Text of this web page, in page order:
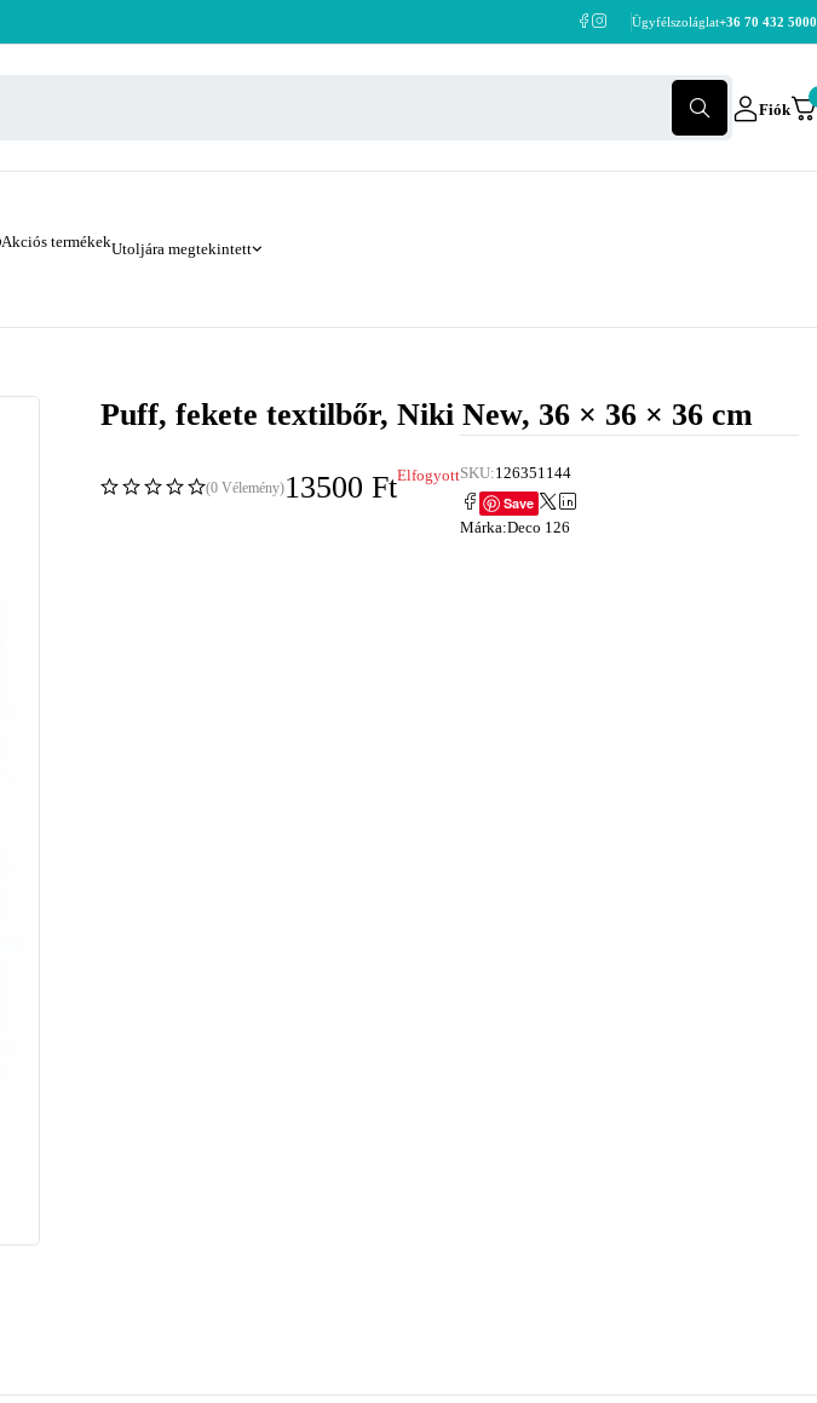
Ügyfélszoláglat+36 70 432 5000
Fiók
Akciós termékekUtoljára megtekintett
Puff, fekete textilbőr, Niki New, 36 × 36 × 36 cm
(0 Vélemény)13500 FtElfogyottSKU:126351144
Save
Márka:Deco 126